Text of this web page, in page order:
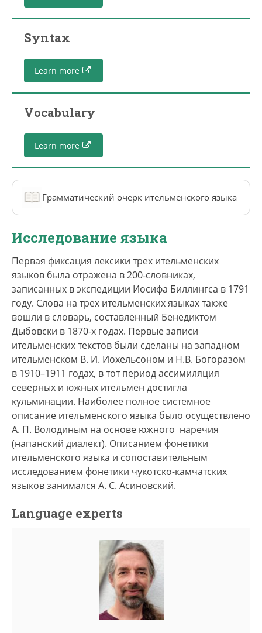
Syntax
Learn more
Vocabulary
Learn more
Грамматический очерк ительменского языка
Исследование языка
Первая фиксация лексики трех ительменских
языков была отражена в 200-словниках,
записанных в экспедиции Иосифа Биллингса в 1791
году. Слова на трех ительменских языках также
вошли в словарь, составленный Бенедиктом
Дыбовски в 1870-х годах. Первые записи
ительменских текстов были сделаны на западном
ительменском В. И. Иохельсоном и Н.В. Богоразом
в 1910–1911 годах, в тот период ассимиляция
северных и южных ительмен достигла
кульминации. Наиболее полное системное
описание ительменского языка было осуществлено
А. П. Володиным на основе южного наречия
(напанский диалект). Описанием фонетики
ительменского языка и сопоставительным
исследованием фонетики чукотско-камчатских
языков занимался А. С. Асиновский.
Language experts